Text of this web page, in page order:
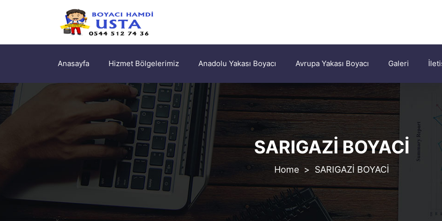
Anasayfa Hizmet Bölgelerimiz Anadolu Yakası Boyacı Avrupa Yakası Boyacı Galeri
SARIGAZİ BOYACİ
> SARIGAZİ BOYACİ